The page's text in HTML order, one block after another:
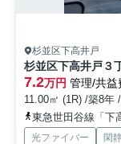
杉並区下高井戸
杉並区下高井戸３
7.2万円 管理/共益
11.00㎡ (1R) /築8年
東急世田谷線「下
光ファイバー 閑